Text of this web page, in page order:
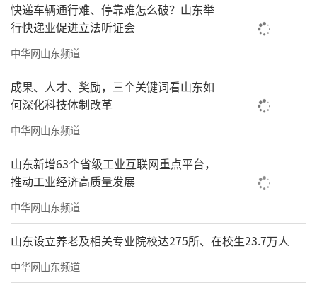
快递车辆通行难、停靠难怎么破？山东举
行快递业促进立法听证会
中华网山东频道
成果、人才、奖励，三个关键词看山东如
何深化科技体制改革
中华网山东频道
山东新增63个省级工业互联网重点平台，
推动工业经济高质量发展
中华网山东频道
山东设立养老及相关专业院校达275所、在校生23.7万人
中华网山东频道